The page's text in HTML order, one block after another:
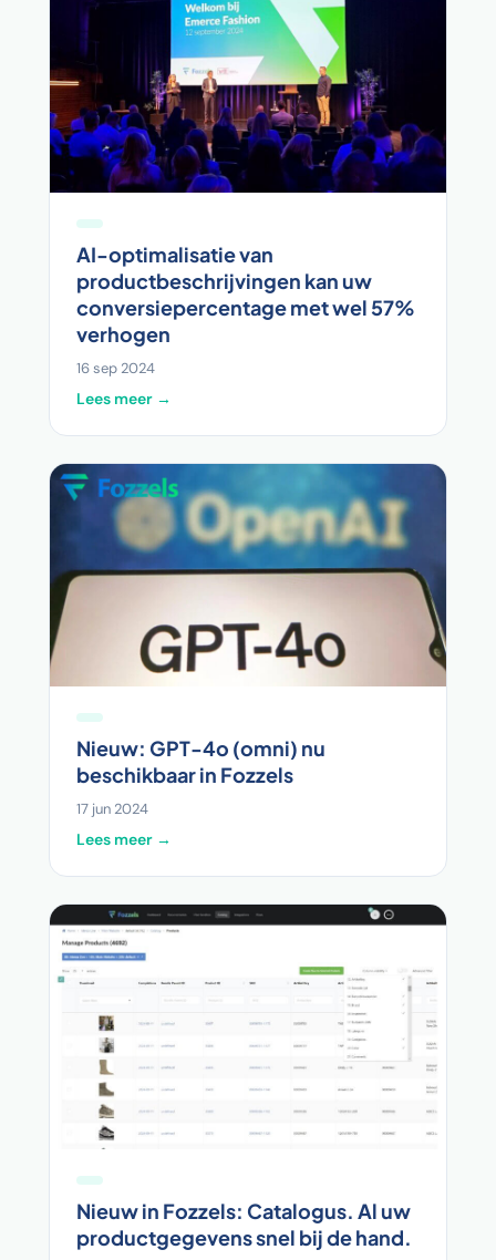
AI-optimalisatie van
productbeschrijvingen kan uw
conversiepercentage met wel 57%
verhogen
16 sep 2024
Lees meer →
Nieuw: GPT-4o (omni) nu
beschikbaar in Fozzels
17 jun 2024
Lees meer →
Nieuw in Fozzels: Catalogus. Al uw
productgegevens snel bij de hand.